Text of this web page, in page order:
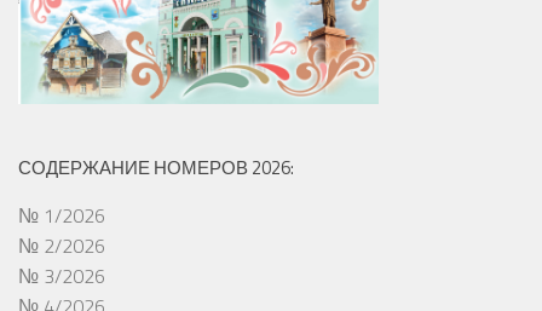
СОДЕРЖАНИЕ НОМЕРОВ 2026:
№ 1/2026
№ 2/2026
№ 3/2026